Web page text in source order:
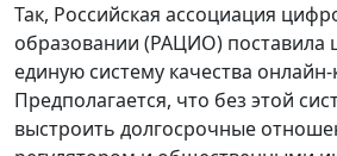
Так, Российская ассоциация
образовании (РАЦИО) поставила
единую систему качества онлайн-
Предполагается, что без этой
выстроить долгосрочные